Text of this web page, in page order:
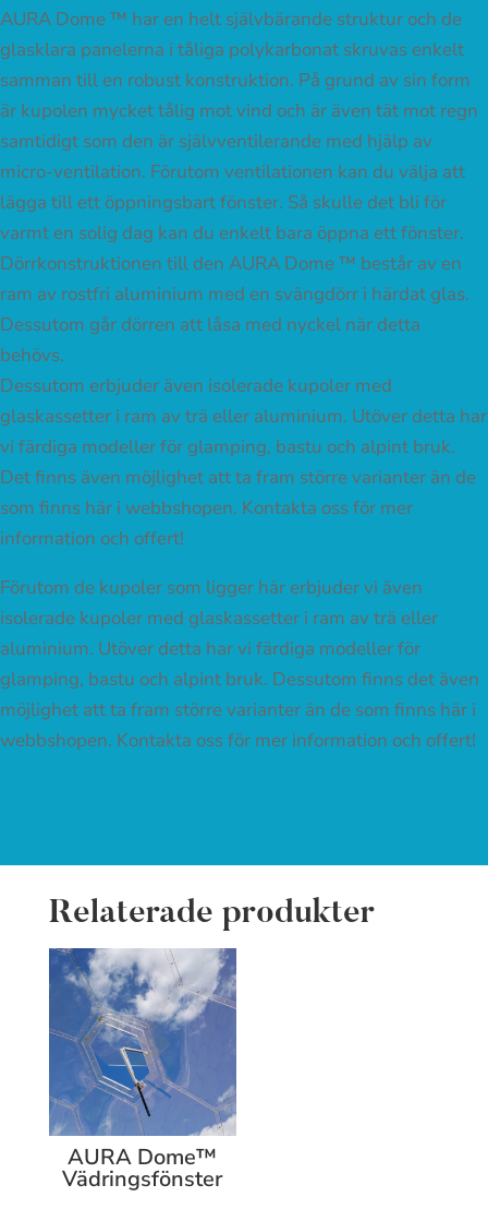
AURA Dome ™ har en helt självbärande struktur och de
glasklara panelerna i tåliga polykarbonat skruvas enkelt
samman till en robust konstruktion. På grund av sin form
är kupolen mycket tålig mot vind och är även tät mot regn
samtidigt som den är självventilerande med hjälp av
micro-ventilation. Förutom ventilationen kan du välja att
lägga till ett öppningsbart fönster. Så skulle det bli för
varmt en solig dag kan du enkelt bara öppna ett fönster.
Dörrkonstruktionen till den AURA Dome ™ består av en
ram av rostfri aluminium med en svängdörr i härdat glas.
Dessutom går dörren att låsa med nyckel när detta
behövs.
Dessutom erbjuder även isolerade kupoler med
glaskassetter i ram av trä eller aluminium. Utöver detta har
vi färdiga modeller för glamping, bastu och alpint bruk.
Det finns även möjlighet att ta fram större varianter än de
som finns här i webbshopen. Kontakta oss för mer
information och offert!
Förutom de kupoler som ligger här erbjuder vi även
isolerade kupoler med glaskassetter i ram av trä eller
aluminium. Utöver detta har vi färdiga modeller för
glamping, bastu och alpint bruk. Dessutom finns det även
möjlighet att ta fram större varianter än de som finns här i
webbshopen. Kontakta oss för mer information och offert!
Relaterade produkter
AURA Dome™
Vädringsfönster